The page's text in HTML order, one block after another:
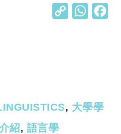
C
k
W
p
, 大學學
紹, 語言學